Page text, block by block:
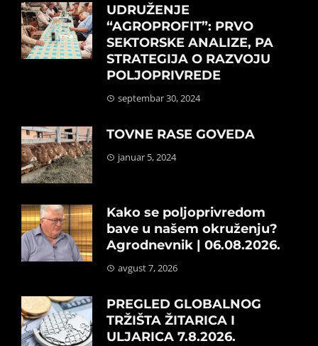
UDRUŽENJE
“AGROPROFIT”: PRVO
SEKTORSKE ANALIZE, PA
STRATEGIJA O RAZVOJU
POLJOPRIVREDE
septembar 30, 2024
TOVNE RASE GOVEDA
januar 5, 2024
Kako se poljoprivredom
bave u našem okruženju?
Agrodnevnik | 06.08.2026.
avgust 7, 2026
PREGLED GLOBALNOG
TRŽIŠTA ŽITARICA I
ULJARICA 7.8.2026.